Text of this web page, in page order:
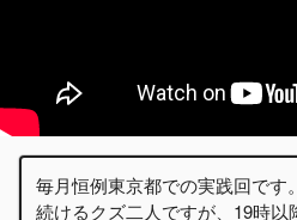
毎月恒例東京都での実践回です
続けるクズ二人ですが、19時以